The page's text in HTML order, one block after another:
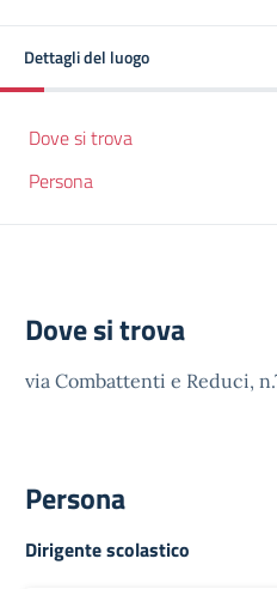
Dettagli del luogo
Dove si trova
Persona
Dove si trova
via Combattenti e Reduci,
Persona
Dirigente scolastico